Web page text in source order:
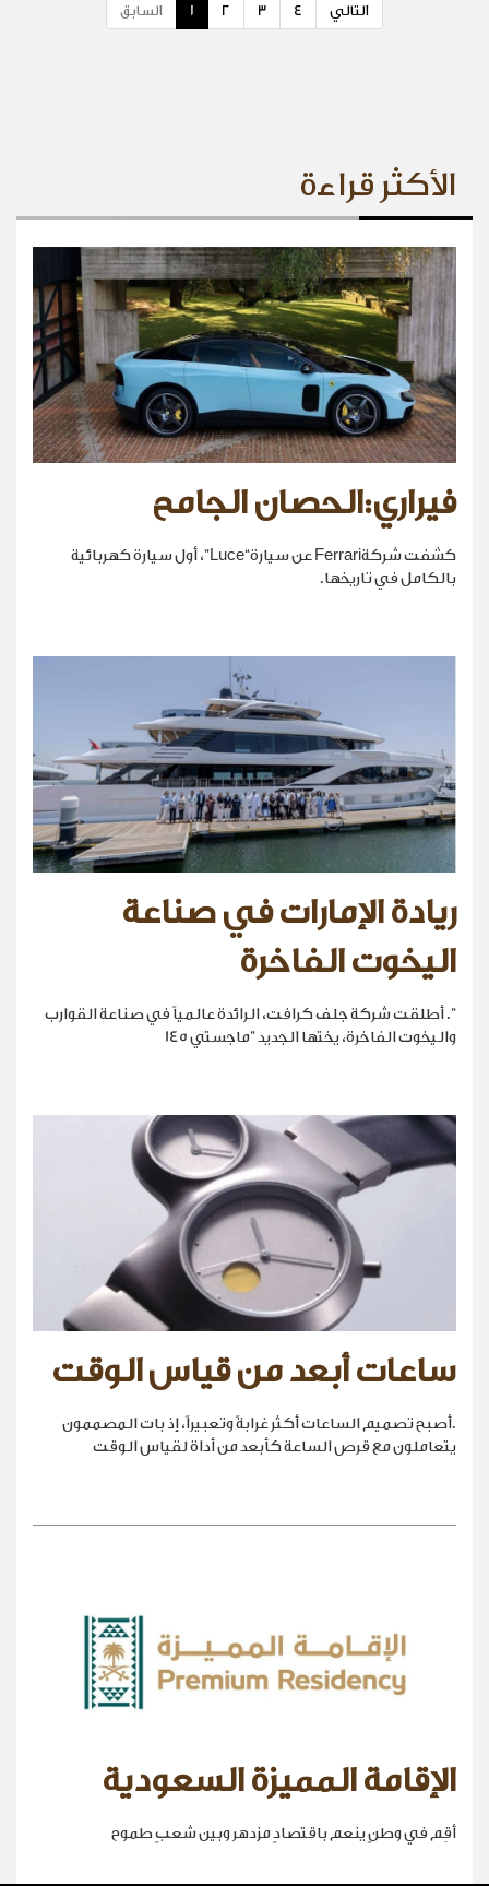
السابق 1 2 3 4 التالي
الأكثر قراءة
فيراري:الحصان الجامح
كشفت شركةFerrari عن سيارة“Luce”، أول سيارة كهربائية
بالكامل في تاريخها.
ريادة الإمارات في صناعة
اليخوت الفاخرة
". أطلقت شركة جلف كرافت، الرائدة عالمياً في صناعة القوارب
واليخوت الفاخرة، يختها الجديد "ماجستي 145
ساعات أبعد من قياس الوقت
.أصبح تصميم الساعات أكثر غرابةً وتعبيراً، إذ بات المصممون
يتعاملون مع قرص الساعة كأبعد من أداة لقياس الوقت
الإقامة المميزة السعودية
أقِم في وطنٍ ينعم باقتصادٍ مزدهر وبين شعبٍ طموح